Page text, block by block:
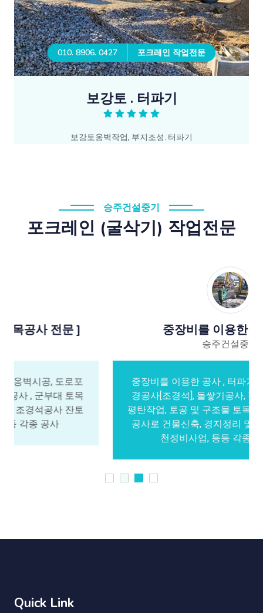
010. 8906. 0427 포크레인 작업전문
보강토 . 터파기
보강토옹벽작업, 부지조성. 터파기
승주건설중기
포크레인 (굴삭기) 작업전문
중장비를 이용한 토목공사
중장비를 이용한 공사 , 터파기공사, 토사운반, 조
경공사[조경석], 돌쌓기공사, 절토, 성토해서 부지
평탄작업, 토공 및 구조물 토목공사, 구획정리 토목
공사로 건물신축, 경지정리 및 개토, 도로공사, 하
천정비사업, 등등 각종 중장비공사
Quick Link